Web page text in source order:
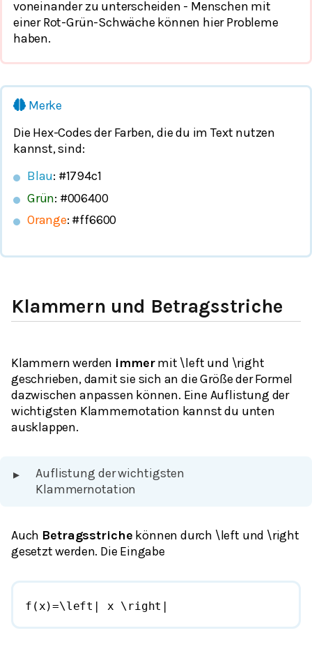
voneinander zu unterscheiden - Menschen mit
einer Rot-Grün-Schwäche können hier Probleme
haben.
Merke
Die Hex-Codes der Farben, die du im Text nutzen
kannst, sind:
Blau: #1794c1
Grün: #006400
Orange: #ff6600
Klammern und Betragsstriche
Klammern werden immermit \left und \right
geschrieben, damit sie sich an die Größe der Formel
dazwischen anpassen können. Eine Auflistung der
wichtigsten Klammernotation kannst du unten
ausklappen.
▸
Auflistung der wichtigsten
Klammernotation
Auch Betragsstriche können durch \left und \right
gesetzt werden. Die Eingabe
f(x)=\left| x \right|